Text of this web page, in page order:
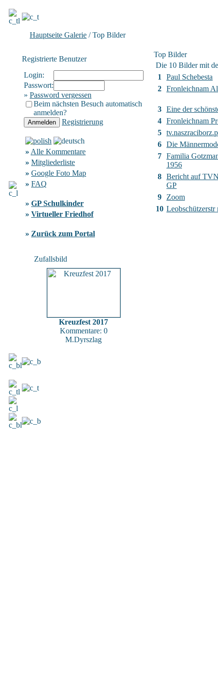
Hauptseite Galerie / Top Bilder
Registrierte Benutzer
Login:
Passwort:
» Password vergessen
Beim nächsten Besuch automatisch
anmelden?
Registrierung
» Alle Kommentare
» Mitgliederliste
» Google Foto Map
» FAQ
» GP Schulkinder
» Virtueller Friedhof
» Zurück zum Portal
Zufallsbild
Kreuzfest 2017
Kommentare: 0
M.Dyrszlag
Top Bilder
Die 10 Bilder mit
1
Paul Schebesta
2 Fronleichnam
3 Eine der
4 Fronleichnam
5
6 Die
7 Familia
1956
8 Bericht auf
GP
9
Zoom
10 Leobschützerstr